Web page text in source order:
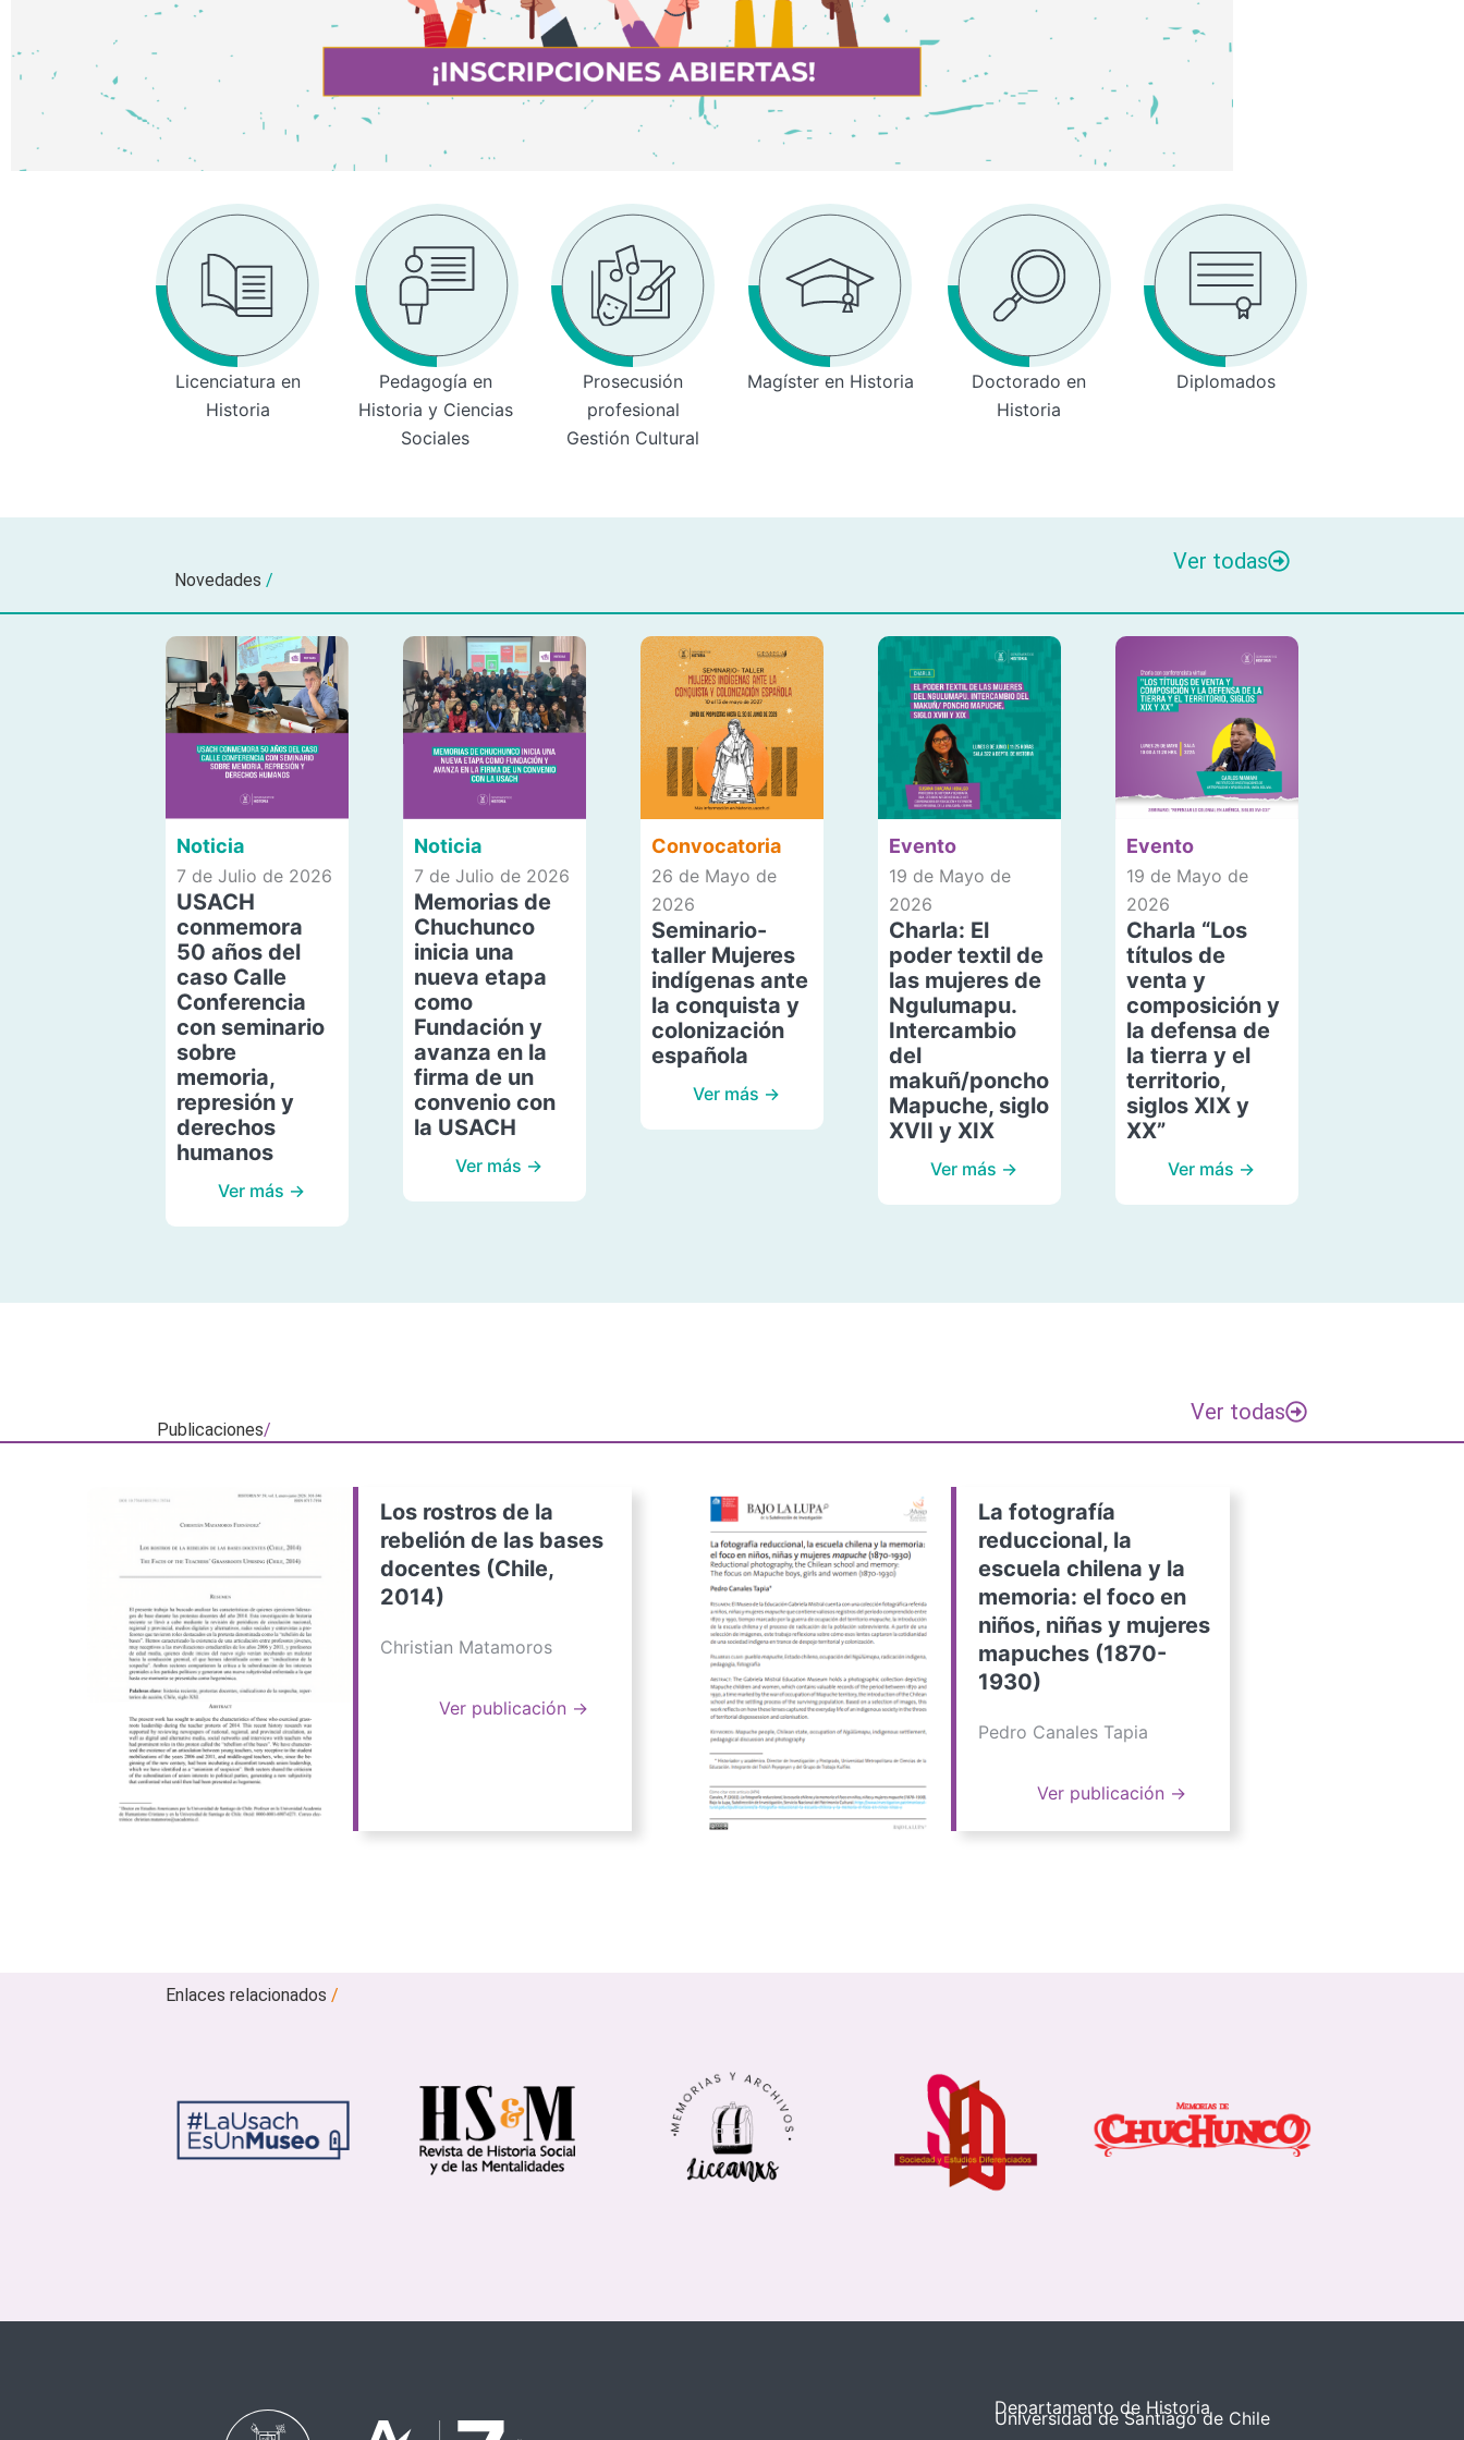
Licenciatura en
Historia
Pedagogía en
Historia y Ciencias
Sociales
Prosecusión
profesional
Gestión Cultural
Magíster en Historia
Doctorado en
Historia
Diplomados
Novedades /
Ver todas
Noticia
7 de Julio de 2026
USACH
conmemora
50 años del
caso Calle
Conferencia
con seminario
sobre
memoria,
represión y
derechos
humanos
Ver más →
Noticia
7 de Julio de 2026
Memorias de
Chuchunco
inicia una
nueva etapa
como
Fundación y
avanza en la
firma de un
convenio con
la USACH
Ver más →
Convocatoria
26 de Mayo de
2026
Seminario-
taller Mujeres
indígenas ante
la conquista y
colonización
española
Ver más →
Evento
19 de Mayo de
2026
Charla: El
poder textil de
las mujeres de
Ngulumapu.
Intercambio
del
makuñ/poncho
Mapuche, siglo
XVII y XIX
Ver más →
Evento
19 de Mayo de
2026
Charla “Los
títulos de
venta y
composición y
la defensa de
la tierra y el
territorio,
siglos XIX y
XX”
Ver más →
Publicaciones/
Ver todas
Los rostros de la
rebelión de las bases
docentes (Chile,
2014)
Christian Matamoros
Ver publicación →
La fotografía
reduccional, la
escuela chilena y la
memoria: el foco en
niños, niñas y mujeres
mapuches (1870-
1930)
Pedro Canales Tapia
Ver publicación →
Enlaces relacionados/
Departamento de Historia
Universidad de Santiago de Chile